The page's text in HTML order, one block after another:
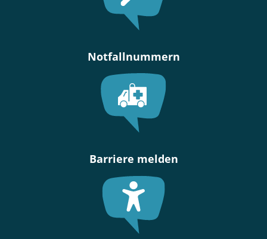
Notfallnummern
Barriere melden